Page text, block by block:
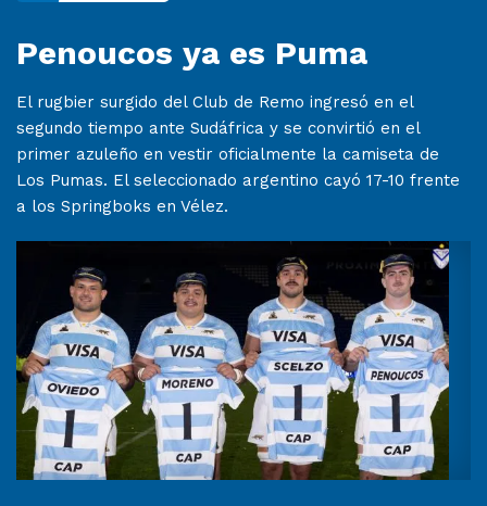
Penoucos ya es Puma
El rugbier surgido del Club de Remo ingresó en el
segundo tiempo ante Sudáfrica y se convirtió en el
primer azuleño en vestir oficialmente la camiseta de
Los Pumas. El seleccionado argentino cayó 17-10 frente
a los Springboks en Vélez.